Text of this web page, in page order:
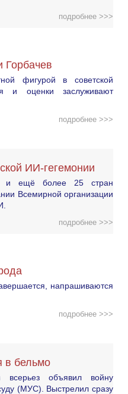
подробнее >>>
Горбачев
фигурой в советской
и оценки заслуживают
подробнее >>>
ИИ-гегемонии
и ещё более 25 стран
Всемирной организации
подробнее >>>
напрашиваются
подробнее >>>
в бельмо
объявил войну
(МУС). Выстрелил сразу